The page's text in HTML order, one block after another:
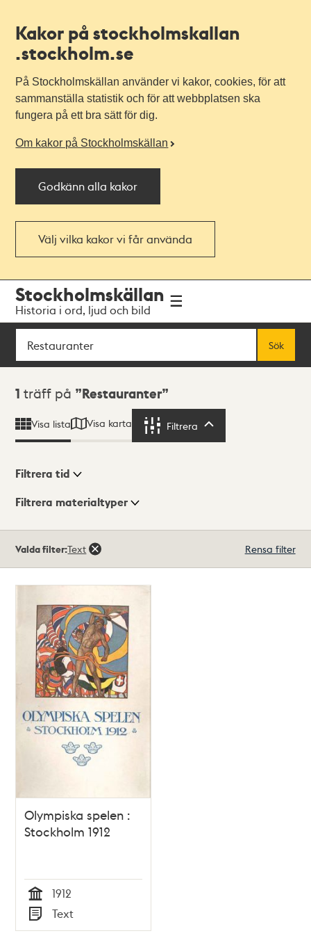
Kakor på stockholmskallan
.stockholm.se
På Stockholmskällan använder vi kakor, cookies, för att
sammanställa statistik och för att webbplatsen ska
fungera på ett bra sätt för dig.
Om kakor på Stockholmskällan
Godkänn alla kakor
Välj vilka kakor vi får använda
navigationen
huvudinnehållet
Stockholmskällan
Historia i ord, ljud och bild
Sök
Sök
Sökresultat
1 träff på Restauranter
Visa lista Visa karta Filtrera
Visningsläge
Filtrera tid
Filtrera materialtyper
träffar
Valda filter:Text Rensa filter
Olympiska spelen :
Stockholm 1912
Tid
1912
Typ
Text